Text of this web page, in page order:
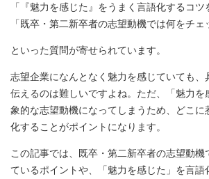
「『魅力を感じた』をうまく言語化するコツ
「既卒・第二新卒者の志望動機では何をチェ
といった質問が寄せられています。
志望企業になんとなく魅力を感じていても、
伝えるのは難しいですよね。ただ、「魅力を
象的な志望動機になってしまうため、どこに
化することがポイントになります。
この記事では、既卒・第二新卒者の志望動機
ているポイントや、「魅力を感じた」を言語